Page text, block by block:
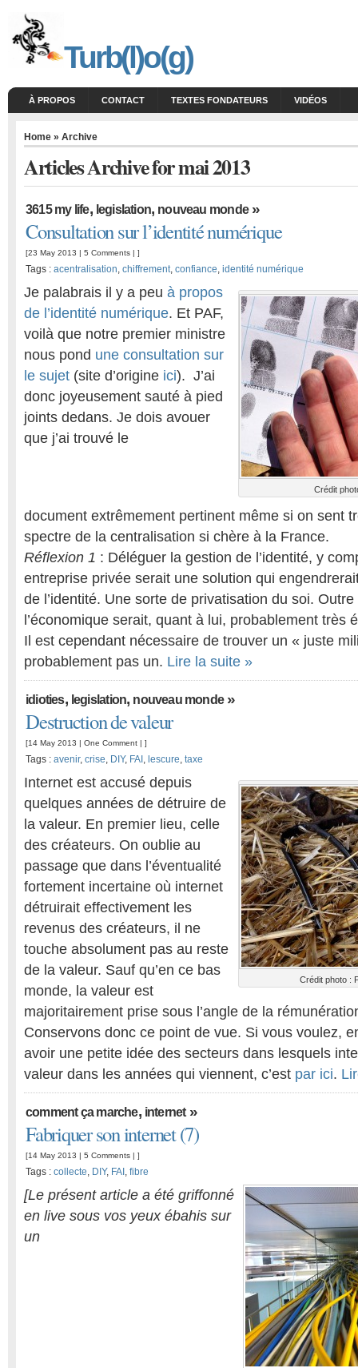
Turb(l)o(g)
À PROPOS CONTACT TEXTES FONDATEURS VIDÉOS
Home » Archive
Articles Archive for mai 2013
3615 my life, legislation, nouveau monde»
Consultation sur l’identité numérique
[23 May 2013 | 5 Comments | ]
Tags : acentralisation, chiffrement, confiance, identité numérique
Crédit
Je palabrais il y a peu à propos
de l’identité numérique. Et PAF,
voilà que notre premier ministre
nous pond une consultation sur
le sujet (site d’origine ici). J’ai
donc joyeusement sauté à pied
joints dedans. Je dois avouer
que j’ai trouvé le
document extrêmement pertinent même si on sent
spectre de la centralisation si chère à la France.
Réflexion 1 : Déléguer la gestion de l’identité, y
entreprise privée serait une solution qui
de l’identité. Une sorte de privatisation du soi. Outre
l’économique serait, quant à lui, probablement très
Il est cependant nécessaire de trouver un « juste
probablement pas un. Lire la suite »
idioties, legislation, nouveau monde»
Destruction de valeur
[14 May 2013 | One Comment | ]
Tags : avenir, crise, DIY, FAI , lescure, taxe
Crédit photo :
Internet est accusé depuis
quelques années de détruire de
la valeur. En premier lieu, celle
des créateurs. On oublie au
passage que dans l’éventualité
fortement incertaine où internet
détruirait effectivement les
revenus des créateurs, il ne
touche absolument pas au reste
de la valeur. Sauf qu’en ce bas
monde, la valeur est
majoritairement prise sous l’angle de la
Conservons donc ce point de vue. Si vous voulez,
avoir une petite idée des secteurs dans lesquels
valeur dans les années qui viennent, c’est par ici.
comment ça marche, internet»
Fabriquer son internet (7)
[14 May 2013 | 5 Comments | ]
Tags : collecte, DIY, FAI , fibre
[Le présent article a été griffonné
en live sous vos yeux ébahis sur
un